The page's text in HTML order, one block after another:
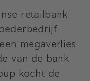
retailbank
megaverlies
van de bank
kocht de